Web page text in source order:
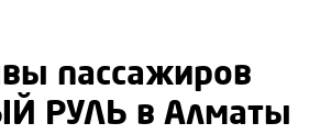
пассажиров
РУЛЬ в Алматы